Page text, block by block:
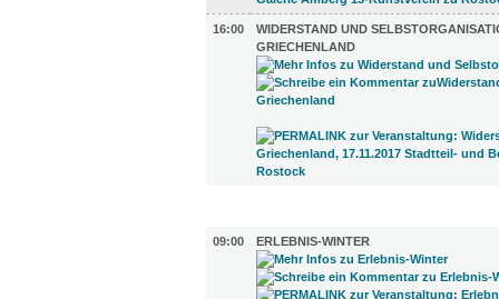
16:00
WIDERSTAND UND
GRIECHENLAND
09:00
ERLEBNIS-WINTER